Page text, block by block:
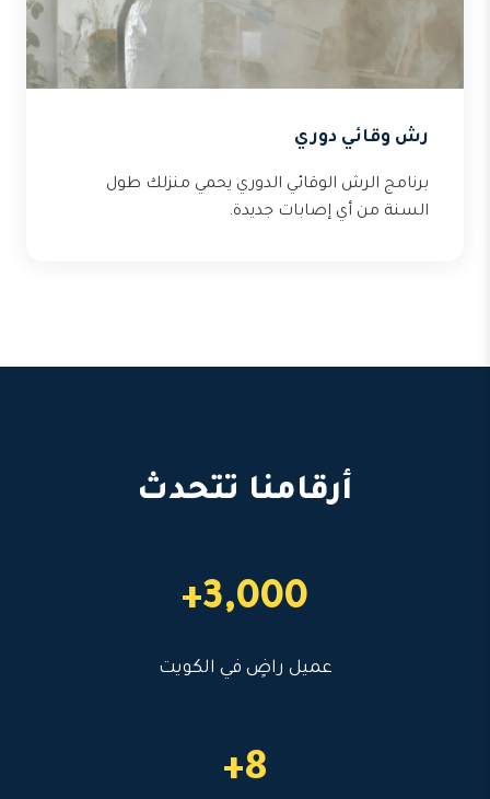
رش وقائي دوري
برنامج الرش الوقائي الدوري يحمي منزلك طول
السنة من أي إصابات جديدة.
أرقامنا تتحدث
3,000+
عميل راضٍ في الكويت
8+